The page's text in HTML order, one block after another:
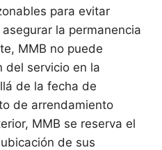
para evitar
la permanencia
MMB no puede
del servicio en la
de la fecha de
de arrendamiento
MMB se reserva el
de sus